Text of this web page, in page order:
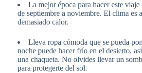
La mejor época para hacer este
de septiembre a noviembre. El clima es
demasiado calor.
Lleva ropa cómoda que se pueda
noche puede hacer frío en el desierto,
una chaqueta. No olvides llevar un
para protegerte del sol.